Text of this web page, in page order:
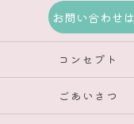
お問い合わせ
コンセプト
ごあいさつ